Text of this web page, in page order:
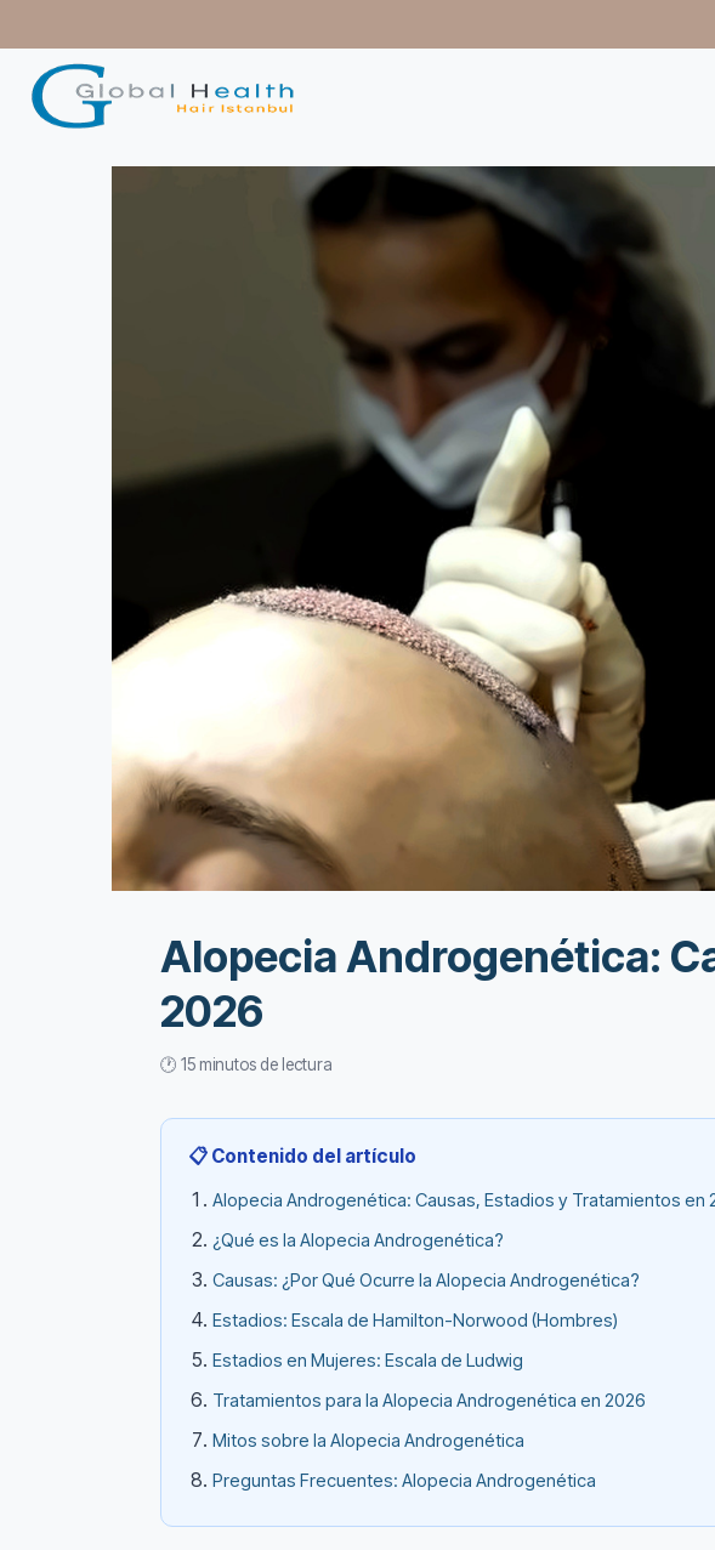
Alopecia Androgenética:
2026
🕐 15 minutos de lectura
📋 Contenido del artículo
Alopecia Androgenética: Causas, Estadios y Tratamientos en
¿Qué es la Alopecia Androgenética?
Causas: ¿Por Qué Ocurre la Alopecia Androgenética?
Estadios: Escala de Hamilton-Norwood (Hombres)
Estadios en Mujeres: Escala de Ludwig
Tratamientos para la Alopecia Androgenética en 2026
Mitos sobre la Alopecia Androgenética
Preguntas Frecuentes: Alopecia Androgenética